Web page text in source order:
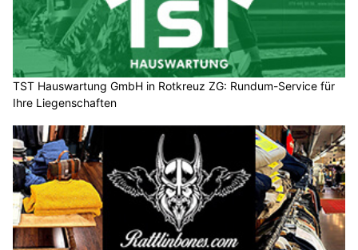
TST Hauswartung GmbH in Rotkreuz ZG: Rundum-Service für
Ihre Liegenschaften